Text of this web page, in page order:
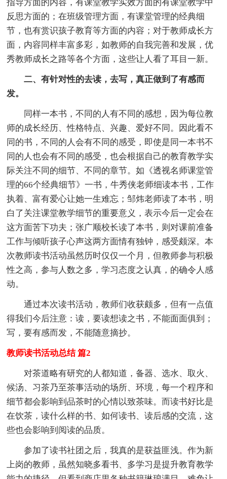
指导方面的内容，有课堂教学实效方面的有课堂教学中
反思方面的；在班级管理方面，有课堂管理的经典细
节，也有赏识孩子教育等方面的内容；对于教师成长方
面，内容同样丰富多彩，如教师的自我完善和发展，优
秀教师成长之路等各个方面，这些让人看了耳目一新。
二、有针对性的去读，去写，真正做到了有感而
发。
同样一本书，不同的人有不同的感想，因为每位教
师的成长经历、性格特点、兴趣、爱好不同。因此看不
同的书，不同的人会有不同的感受，即使是同一本书不
同的人也会有不同的感受，也会根据自己的教育教学实
际关注不同的细节、不同的章节。如《透视名师课堂管
理的66个经典细节》一书，牛秀侠老师细读本书，工作
执着、富有爱心让她一生难忘；邹炜老师读了本书，明
白了关注课堂教学细节的重要意义，表示今后一定会在
这方面苦下功夫；张广顺校长读了本书，则对课前准备
工作与倾听孩子心声这两方面情有独钟，感受颇深。本
次教师读书活动虽然历时仅仅一个月，但教师参与积极
性之高，参与人数之多，学习态度之认真，的确令人感
动。
通过本次读书活动，教师们收获颇多，但有一点值
得我们今后注意：读，要读想读之书，不能面面俱到；
写，要有感而发，不能随意摘抄。
教师读书活动总结 篇2
对茶道略有研究的人都知道，备器、选水、取火、
候汤、习茶乃至茶事活动的场所、环境，每一个程序和
细节都会影响到品茶时的心情以致茶味。而读书好比是
在饮茶，读什么样的书、如何读书、读后感的交流，这
些也会影响到阅读的品质。
参加了读书社团之后，我真的是获益匪浅。作为新
上岗的教师，虽然知晓多看书、多学习是提升教育教学